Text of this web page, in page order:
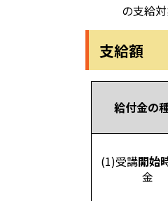
の支給対
支給額
給付金の
(1)受講開始
金